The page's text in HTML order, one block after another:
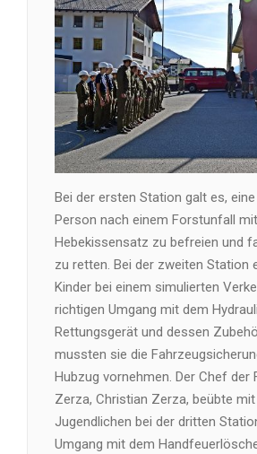
Bei der ersten Station galt es,
Person nach einem Forstunfall
Hebekissensatz zu befreien und
zu retten. Bei der zweiten Station
Kinder bei einem simulierten
richtigen Umgang mit dem
Rettungsgerät und dessen
mussten sie die
Hubzug vornehmen. Der Chef der
Zerza, Christian Zerza, beübte mit
Jugendlichen bei der dritten
Umgang mit dem